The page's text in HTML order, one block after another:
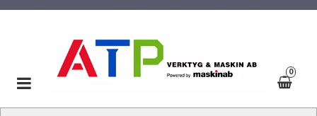
0
Toggle
navigation